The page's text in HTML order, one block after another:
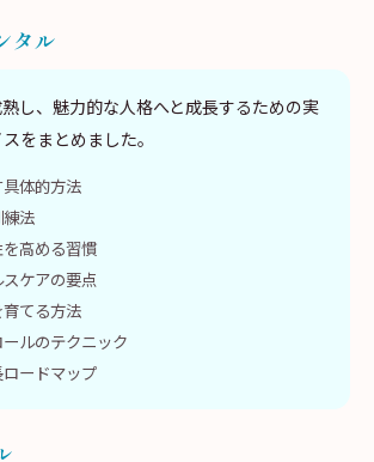
タル
し、魅力的な人格へと成長するための実
をまとめました。
体的方法
法
高める習慣
ケアの要点
てる方法
ルのテクニック
ードマップ